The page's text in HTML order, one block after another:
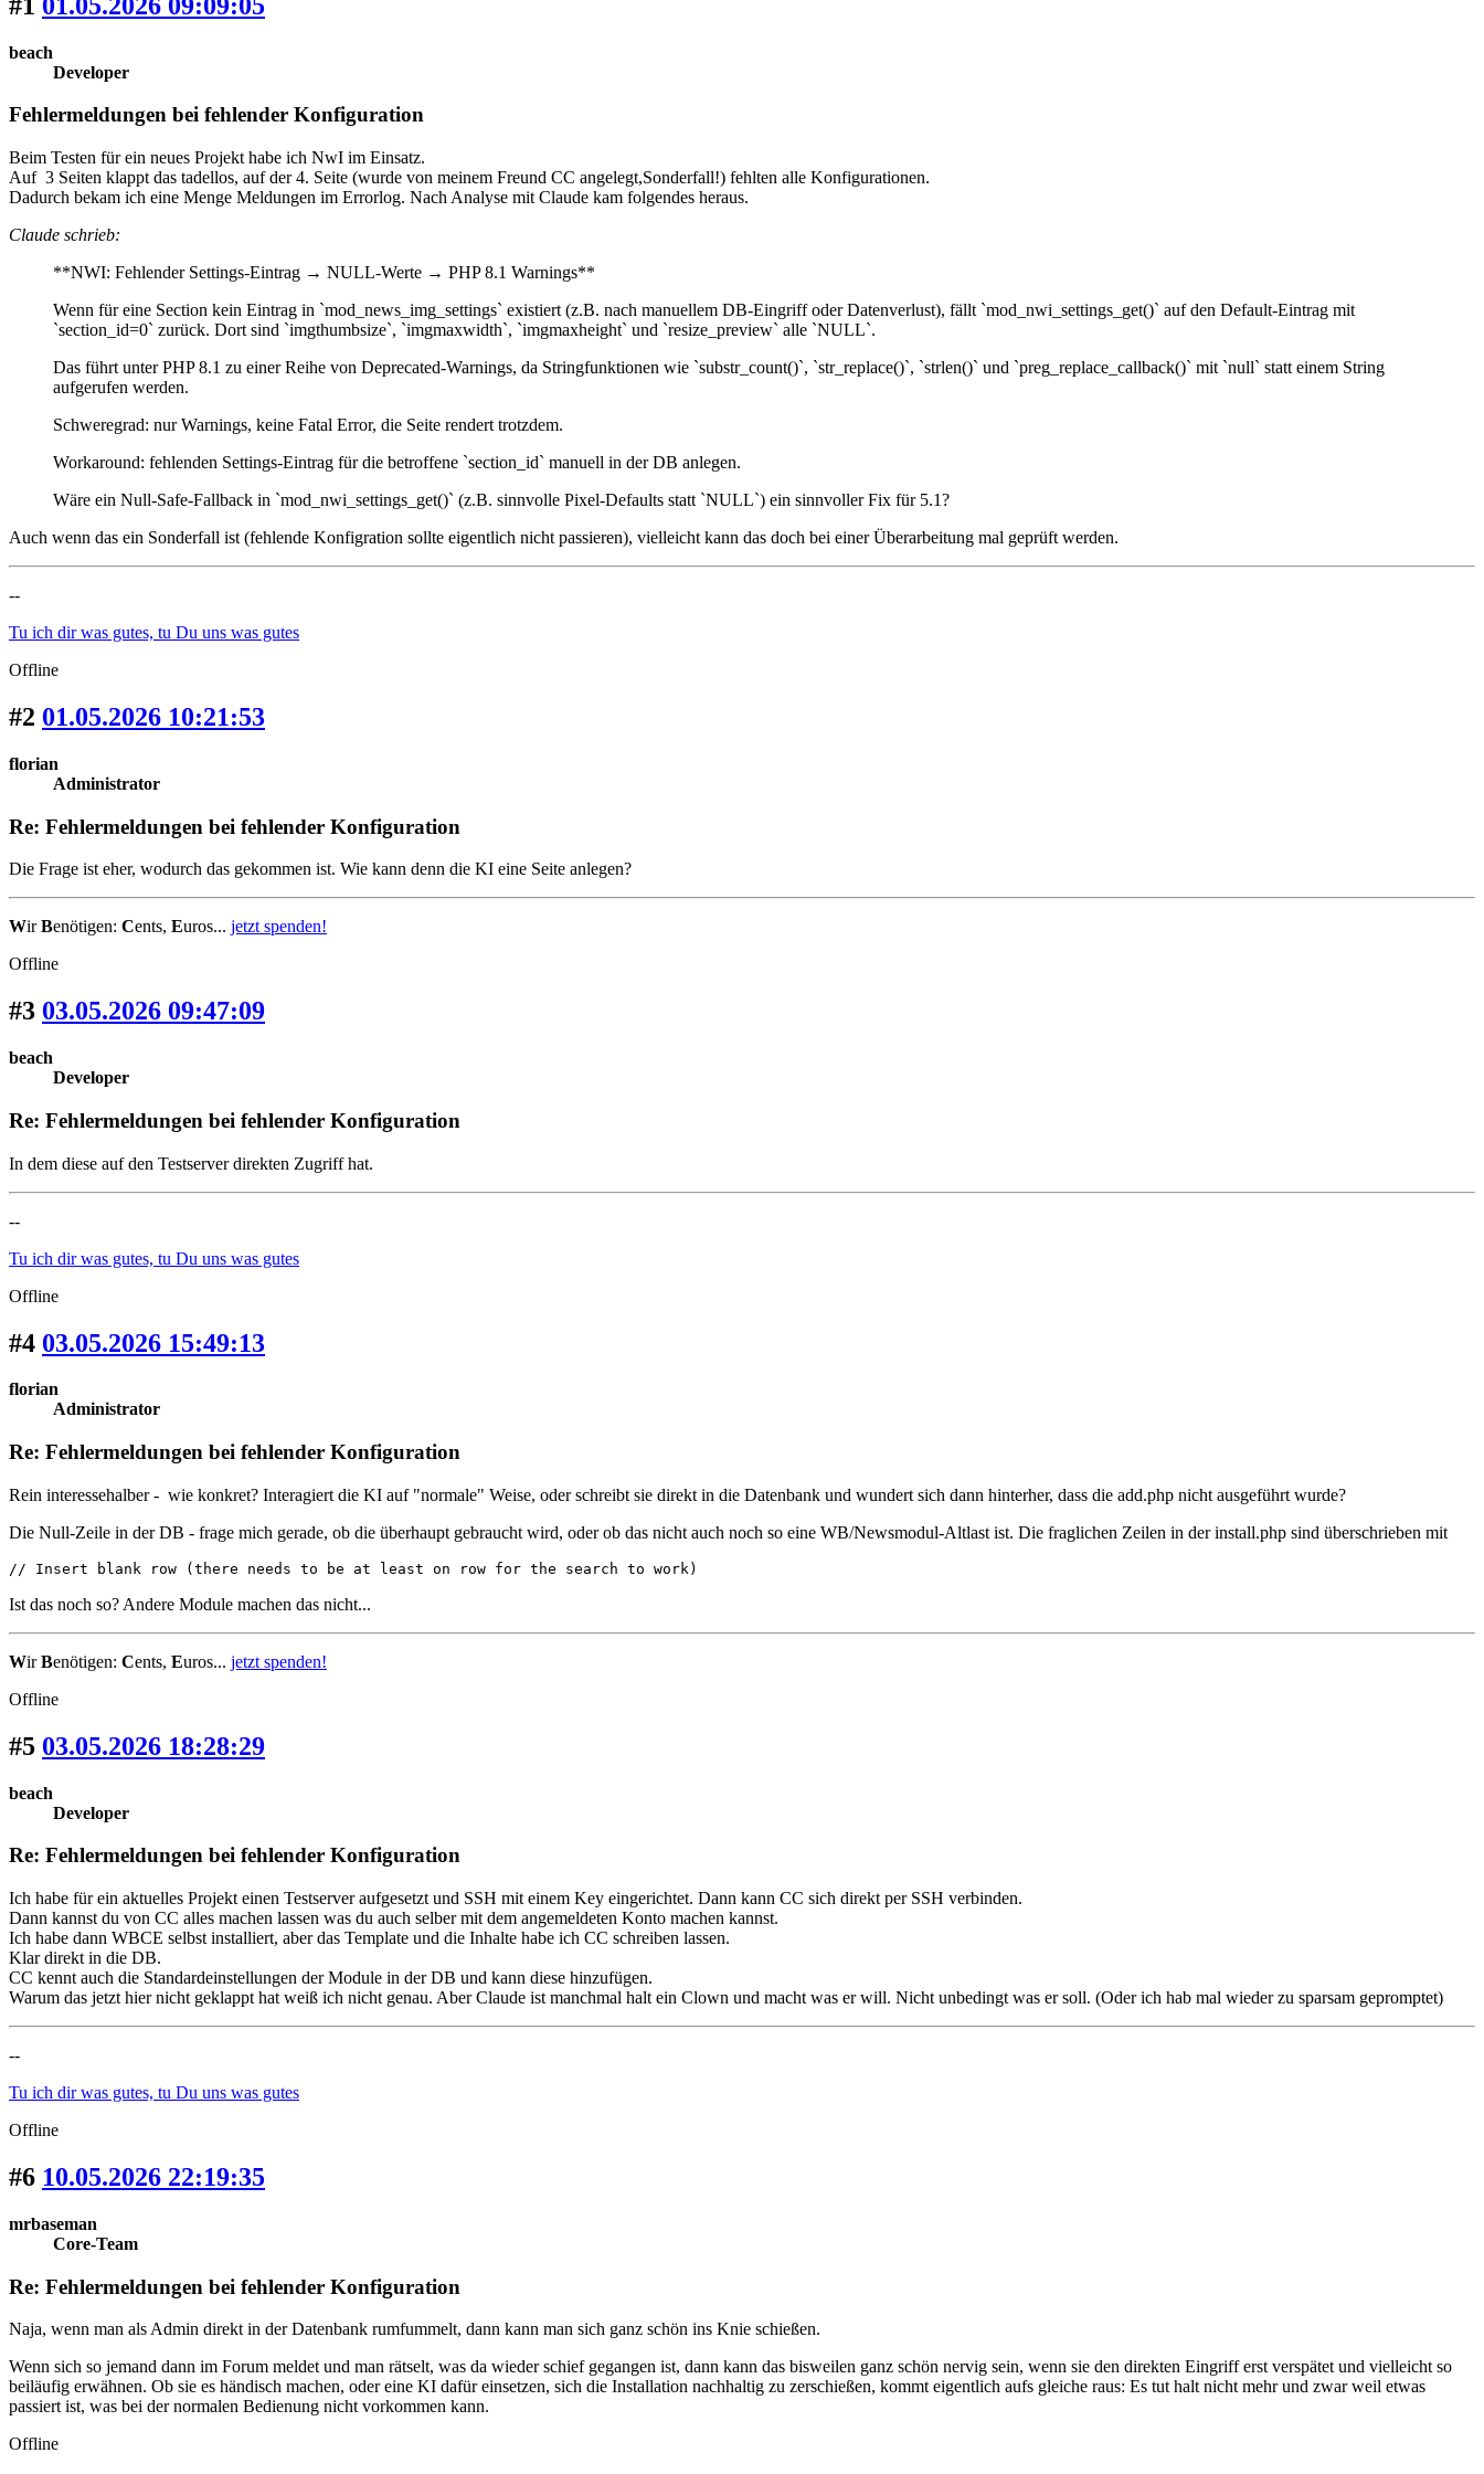
beach
Developer
Fehlermeldungen bei fehlender Konfiguration
Beim Testen für ein neues Projekt habe ich NwI im Einsatz.
Auf 3 Seiten klappt das tadellos, auf der 4. Seite (wurde von meinem Freund CC angelegt,Sonderfall!) fehlten alle Konfigurationen.
Dadurch bekam ich eine Menge Meldungen im Errorlog. Nach Analyse mit Claude kam folgendes heraus.
Claude schrieb:
**NWI: Fehlender Settings-Eintrag → NULL-Werte → PHP 8.1 Warnings**
Wenn für eine Section kein Eintrag in `mod_news_img_settings` existiert (z.B. nach manuellem DB-Eingriff oder Datenverlust), fällt `mod_nwi_settings_get()` auf den Default-Eintrag mit
`section_id=0` zurück. Dort sind `imgthumbsize`, `imgmaxwidth`, `imgmaxheight` und `resize_preview` alle `NULL`.
Das führt unter PHP 8.1 zu einer Reihe von Deprecated-Warnings, da Stringfunktionen wie `substr_count()`, `str_replace()`, `strlen()` und `preg_replace_callback()` mit `null` statt einem String
aufgerufen werden.
Schweregrad: nur Warnings, keine Fatal Error, die Seite rendert trotzdem.
Workaround: fehlenden Settings-Eintrag für die betroffene `section_id` manuell in der DB anlegen.
Wäre ein Null-Safe-Fallback in `mod_nwi_settings_get()` (z.B. sinnvolle Pixel-Defaults statt `NULL`) ein sinnvoller Fix für 5.1?
Auch wenn das ein Sonderfall ist (fehlende Konfigration sollte eigentlich nicht passieren), vielleicht kann das doch bei einer Überarbeitung mal geprüft werden.
--
Tu ich dir was gutes, tu Du uns was gutes
Offline
#2 01.05.2026 10:21:53
florian
Administrator
Re: Fehlermeldungen bei fehlender Konfiguration
Die Frage ist eher, wodurch das gekommen ist. Wie kann denn die KI eine Seite anlegen?
WirBenötigen: Cents, Euros... jetzt spenden!
Offline
#3 03.05.2026 09:47:09
beach
Developer
Re: Fehlermeldungen bei fehlender Konfiguration
In dem diese auf den Testserver direkten Zugriff hat.
--
Tu ich dir was gutes, tu Du uns was gutes
Offline
#4 03.05.2026 15:49:13
florian
Administrator
Re: Fehlermeldungen bei fehlender Konfiguration
Rein interessehalber - wie konkret? Interagiert die KI auf "normale" Weise, oder schreibt sie direkt in die Datenbank und wundert sich dann hinterher, dass die add.php nicht ausgeführt wurde?
Die Null-Zeile in der DB - frage mich gerade, ob die überhaupt gebraucht wird, oder ob das nicht auch noch so eine WB/Newsmodul-Altlast ist. Die fraglichen Zeilen in der install.php sind überschrieben mit
// Insert blank row (there needs to be at least on row for the search to work)
Ist das noch so? Andere Module machen das nicht...
WirBenötigen: Cents, Euros... jetzt spenden!
Offline
#5 03.05.2026 18:28:29
beach
Developer
Re: Fehlermeldungen bei fehlender Konfiguration
Ich habe für ein aktuelles Projekt einen Testserver aufgesetzt und SSH mit einem Key eingerichtet. Dann kann CC sich direkt per SSH verbinden.
Dann kannst du von CC alles machen lassen was du auch selber mit dem angemeldeten Konto machen kannst.
Ich habe dann WBCE selbst installiert, aber das Template und die Inhalte habe ich CC schreiben lassen.
Klar direkt in die DB.
CC kennt auch die Standardeinstellungen der Module in der DB und kann diese hinzufügen.
Warum das jetzt hier nicht geklappt hat weiß ich nicht genau. Aber Claude ist manchmal halt ein Clown und macht was er will. Nicht unbedingt was er soll. (Oder ich hab mal wieder zu sparsam gepromptet)
--
Tu ich dir was gutes, tu Du uns was gutes
Offline
#6 10.05.2026 22:19:35
mrbaseman
Core-Team
Re: Fehlermeldungen bei fehlender Konfiguration
Naja, wenn man als Admin direkt in der Datenbank rumfummelt, dann kann man sich ganz schön ins Knie schießen.
Wenn sich so jemand dann im Forum meldet und man rätselt, was da wieder schief gegangen ist, dann kann das bisweilen ganz schön nervig sein, wenn sie den direkten Eingriff erst verspätet und vielleicht so
beiläufig erwähnen. Ob sie es händisch machen, oder eine KI dafür einsetzen, sich die Installation nachhaltig zu zerschießen, kommt eigentlich aufs gleiche raus: Es tut halt nicht mehr und zwar weil etwas
passiert ist, was bei der normalen Bedienung nicht vorkommen kann.
Offline